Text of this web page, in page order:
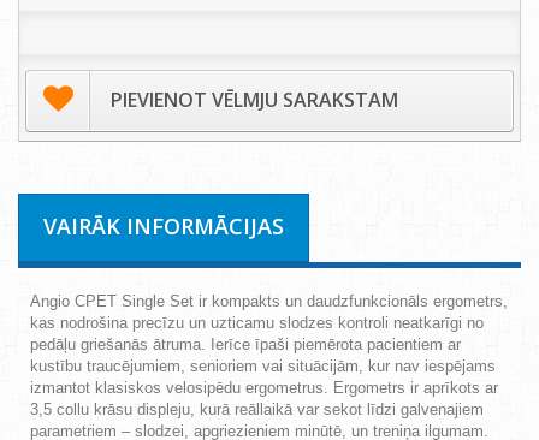
PIEVIENOT VĒLMJU SARAKSTAM
VAIRĀK INFORMĀCIJAS
Angio CPET Single Set ir kompakts un daudzfunkcionāls ergometrs,
kas nodrošina precīzu un uzticamu slodzes kontroli neatkarīgi no
pedāļu griešanās ātruma. Ierīce īpaši piemērota pacientiem ar
kustību traucējumiem, senioriem vai situācijām, kur nav iespējams
izmantot klasiskos velosipēdu ergometrus. Ergometrs ir aprīkots ar
3,5 collu krāsu displeju, kurā reāllaikā var sekot līdzi galvenajiem
parametriem – slodzei, apgriezieniem minūtē, un treniņa ilgumam.